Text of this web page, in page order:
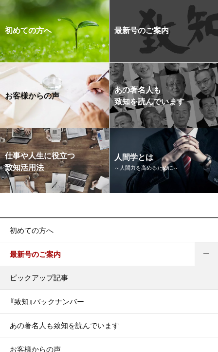
初めての方へ 最新号のご案内
お客様からの声
あの著名人も
致知を読んでいます
仕事や人生に役立つ
致知活用法
人間学とは
～人間力を高めるために～
初めての方へ
最新号のご案内
ピックアップ記事
『致知』バックナンバー
あの著名人も致知を読んでいます
お客様からの声